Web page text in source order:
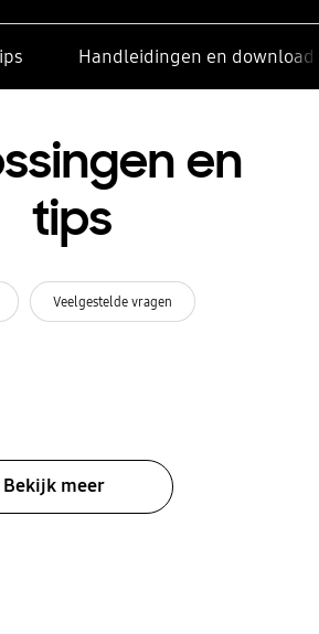
Handleidingen en
en
tips
Veelgestelde vragen
Bekijk meer